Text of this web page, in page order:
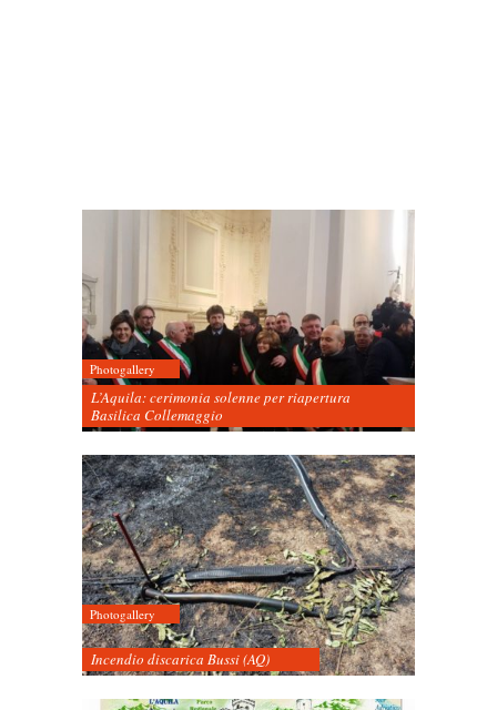
Photogallery
L’Aquila: cerimonia solenne per riapertura
Basilica Collemaggio
Photogallery
Incendio discarica Bussi (AQ)